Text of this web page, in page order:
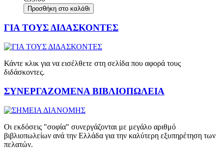
ΓΙΑ ΤΟΥΣ ΔΙΔΑΣΚΟΝΤΕΣ
Κάντε κλικ για να εισέλθετε στη σελίδα που αφορά τους
διδάσκοντες.
ΣΥΝΕΡΓΑΖΟΜΕΝΑ ΒΙΒΛΙΟΠΩΛΕΙΑ
Οι εκδόσεις "σοφία" συνεργάζονται με μεγάλο αριθμό
βιβλιοπωλείων ανά την Ελλάδα για την καλύτερη εξυπηρέτηση των
πελατών.